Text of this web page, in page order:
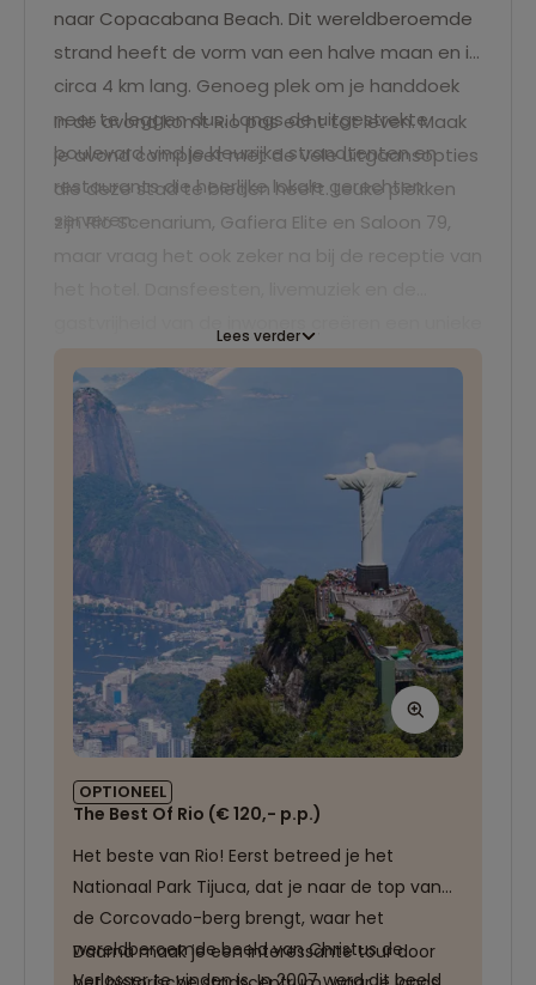
naar Copacabana Beach. Dit wereldberoemde
strand heeft de vorm van een halve maan en is
circa 4 km lang. Genoeg plek om je handdoek
neer te leggen dus. Langs de uitgestrekte
boulevard vind je kleurrijke strandtenten en
restaurants die heerlijke lokale gerechten
serveren.
In de avond komt Rio pas echt tot leven. Maak
je avond compleet met de vele uitgaansopties
die deze stad te bieden heeft. Leuke plekken
zijn Rio Scenarium, Gafiera Elite en Saloon 79,
Lees verder
OPTIONEEL
The Best Of Rio (€ 120,- p.p.)
Het beste van Rio! Eerst betreed je het
Nationaal Park Tijuca, dat je naar de top van
de Corcovado-berg brengt, waar het
wereldberoemde beeld van Christus de
Verlosser te vinden is. In 2007 werd dit beeld
Daarna maak je een interessante tour door